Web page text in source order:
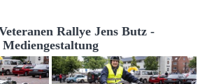
Rallye Jens Butz -
Mediengestaltung